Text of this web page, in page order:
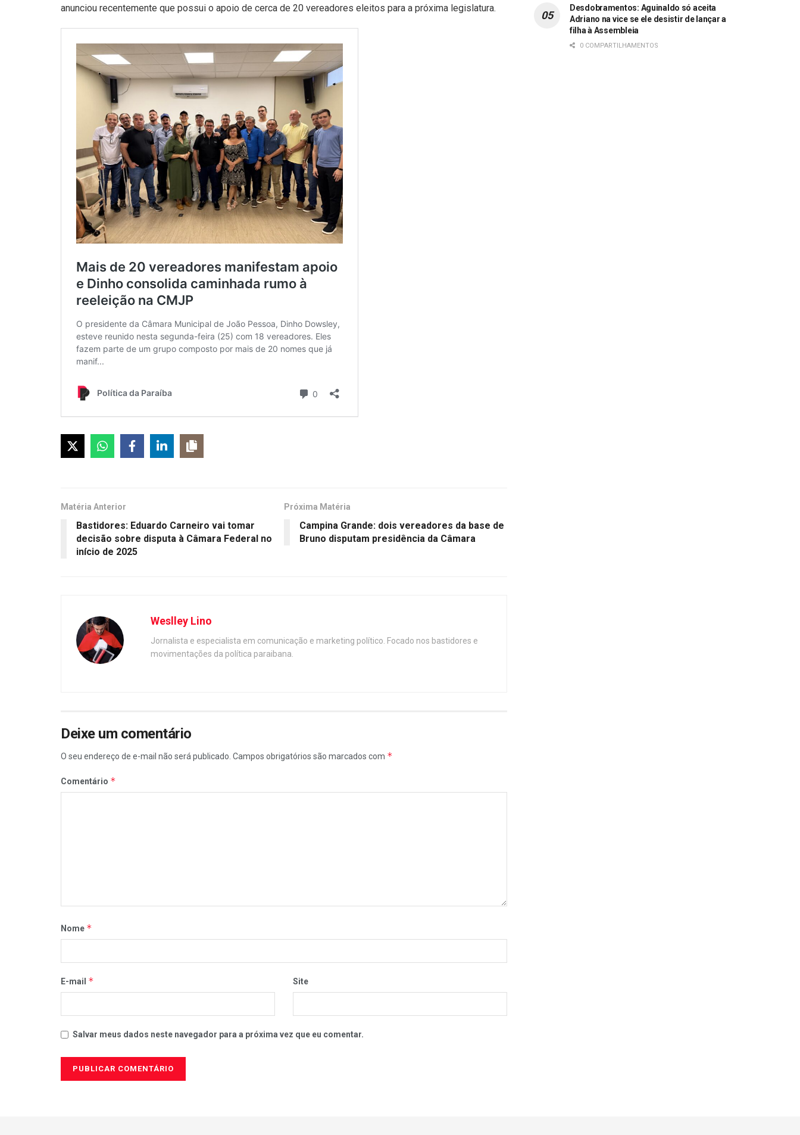
anunciou recentemente que possui o apoio de cerca de 20 vereadores eleitos para a próxima legislatura.
Matéria Anterior
Bastidores: Eduardo Carneiro vai tomar
decisão sobre disputa à Câmara Federal no
início de 2025
Próxima Matéria
Campina Grande: dois vereadores da base de
Bruno disputam presidência da Câmara
Weslley Lino
Jornalista e especialista em comunicação e marketing político. Focado nos bastidores e
movimentações da política paraibana.
Deixe um comentário
O seu endereço de e-mail não será publicado. Campos obrigatórios são marcados com *
Comentário *
Nome *
E-mail * Site
Salvar meus dados neste navegador para a próxima vez que eu comentar.
Desdobramentos: Aguinaldo só aceita
Adriano na vice se ele desistir de lançar a
filha à Assembleia
0 COMPARTILHAMENTOS